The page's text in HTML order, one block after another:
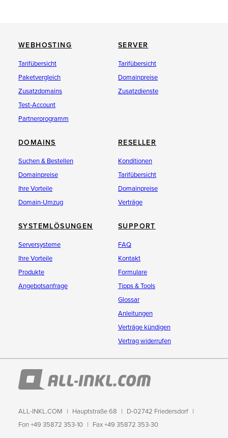
WEBHOSTING
Tarifübersicht
Paketvergleich
Zusatzdomains
Test-Account
Partnerprogramm
SERVER
Tarifübersicht
Domainpreise
Zusatzdienste
DOMAINS
Suchen & Bestellen
Domainpreise
Ihre Vorteile
Domain-Umzug
RESELLER
Konditionen
Tarifübersicht
Domainpreise
Verträge
SYSTEMLÖSUNGEN
Serversysteme
Ihre Vorteile
Produkte
Angebotsanfrage
SUPPORT
FAQ
Kontakt
Formulare
Tipps & Tools
Glossar
Anleitungen
Verträge kündigen
Vertrag widerrufen
ALL-INKL.COM Hauptstraße 68
D-02742 Friedersdorf
Fon +49 35872 353-10
Fax +49 35872 353-30